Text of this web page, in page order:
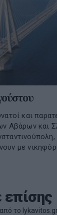
και
Αβάρων και
με νικηφόρα
επίσης
το lykavitos.gr